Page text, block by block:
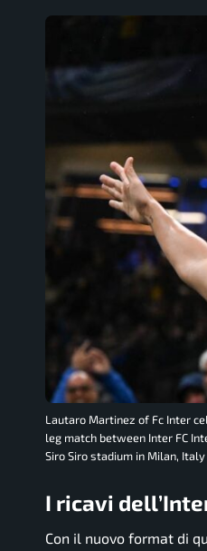
Lautaro Martinez of Fc Inter
leg match between Inter FC
Siro Siro stadium in Milan,
I ricavi
Con il nuovo format di